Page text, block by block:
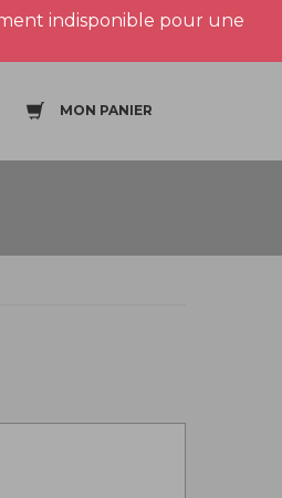
indisponible pour une
MON PANIER